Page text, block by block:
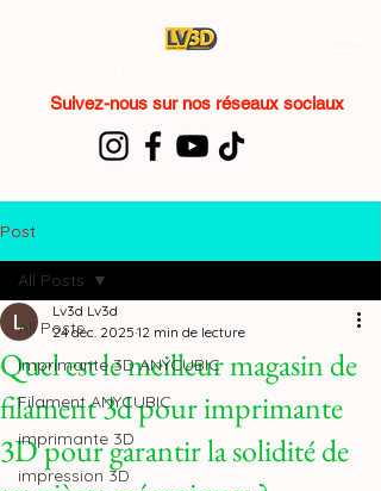
Suivez-nous sur nos réseaux sociaux
Post
All Posts
imprimante 3D ANYCUBIC
Filament ANYCUBIC
imprimante 3D
impression 3D
All Posts
Quel est le meilleur magasin de
filament 3d pour imprimante
3D pour garantir la solidité de
Lv3d Lv3d
24 déc. 2025 12 min de lecture